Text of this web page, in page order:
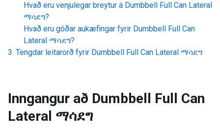
Hvað eru venjulegar breytur á Dumbbell Full Can Lateral
ማሳደግ?
Hvað eru góðar aukæfingar fyrir Dumbbell Full Can
Lateral ማሳደግ?
Tengdar leitarorð fyrir Dumbbell Full Can Lateral ማሳደግ
Inngangur að Dumbbell Full Can
Lateral ማሳደግ